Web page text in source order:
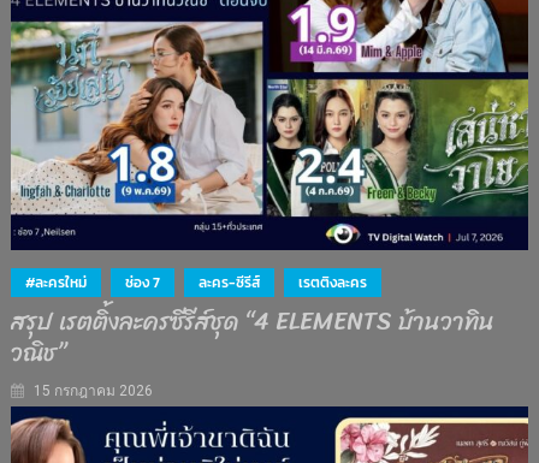
#ละครใหม่ ช่อง 7 ละคร-ซีรีส์ เรตติงละคร
สรุป เรตติ้งละครซีรีส์ชุด “4 ELEMENTS บ้านวาทิน
วณิช”
15 กรกฎาคม 2026